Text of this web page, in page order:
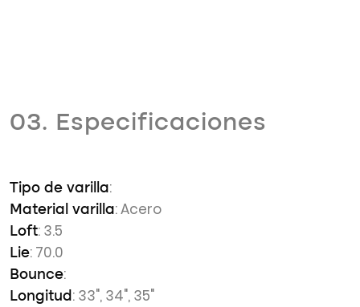
03. Especificaciones
Tipo de varilla:
Material varilla: Acero
Loft: 3.5
Lie: 70.0
Bounce:
Longitud : 33", 34", 35"